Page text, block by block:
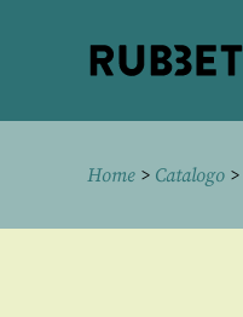
Home > Catalogo >